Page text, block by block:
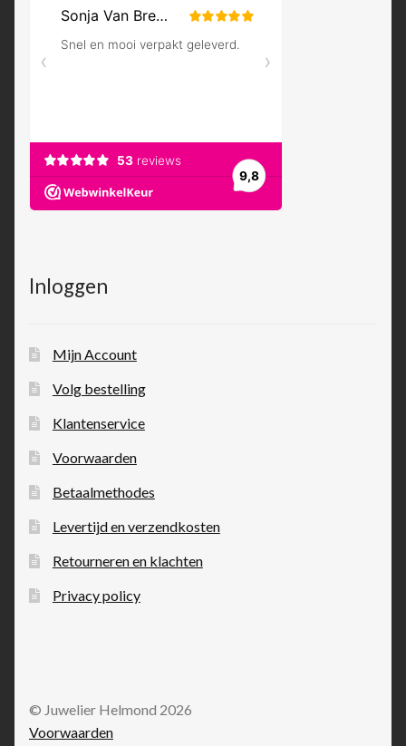
Inloggen
Mijn Account
Volg bestelling
Klantenservice
Voorwaarden
Betaalmethodes
Levertijd en verzendkosten
Retourneren en klachten
Privacy policy
© Juwelier Helmond 2026
Voorwaarden